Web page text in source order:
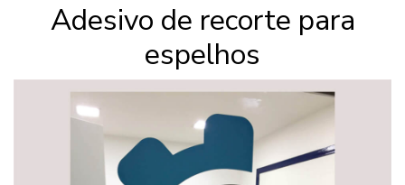
Adesivo de recorte para
espelhos